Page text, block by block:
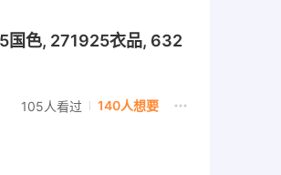
国色, 271925衣品, 632
105人看过 140人想要